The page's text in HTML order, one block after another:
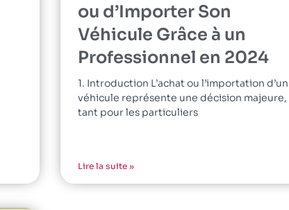
ou d’Importer Son
Véhicule Grâce à un
Professionnel en 2024
1. Introduction L’achat ou l’importation d’un
véhicule représente une décision majeure,
tant pour les particuliers
Lire la suite »